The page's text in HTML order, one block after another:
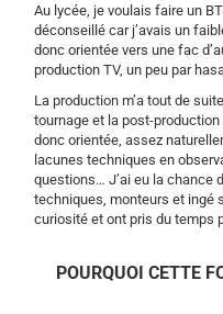
Au lycée, je voulais faire un
déconseillé car j’avais un
donc orientée vers une fac
production TV, un peu par
La production m’a tout de
tournage et la post-production
donc orientée, assez
lacunes techniques en
questions… J’ai eu la chance
techniques, monteurs et ingé
curiosité et ont pris du temps
POURQUOI CETTE